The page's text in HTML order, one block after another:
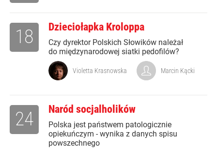
Dzieciołapka Kroloppa
Czy dyrektor Polskich Słowików należał
do międzynarodowej siatki pedofilów?
18
Violetta Krasnowska Marcin Kącki
Naród socjalholików
Polska jest państwem patologicznie
opiekuńczym - wynika z danych spisu
powszechnego
24